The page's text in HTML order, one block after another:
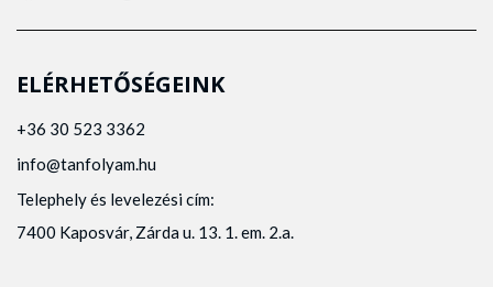
ELÉRHETŐSÉGEINK
+36 30 523 3362
info@tanfolyam.hu
Telephely és levelezési cím:
7400 Kaposvár, Zárda u. 13. 1. em. 2.a.